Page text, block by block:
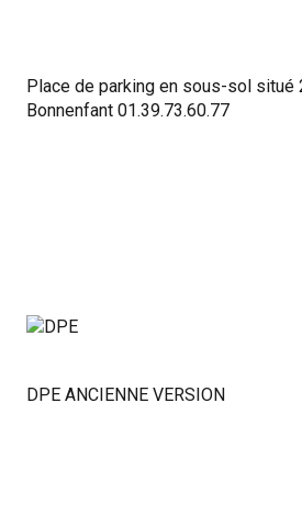
Place de parking en sous-sol situé
Bonnenfant 01.39.73.60.77
DPE ANCIENNE VERSION